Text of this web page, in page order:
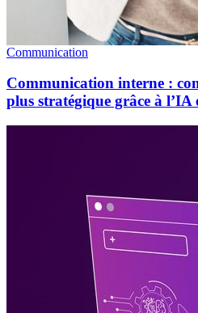
Communication
Communication interne :
plus stratégique grâce à l’IA